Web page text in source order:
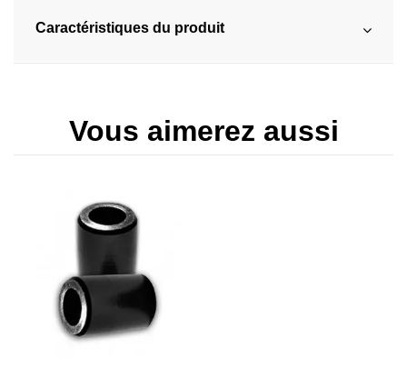
Caractéristiques du produit
Vous aimerez aussi